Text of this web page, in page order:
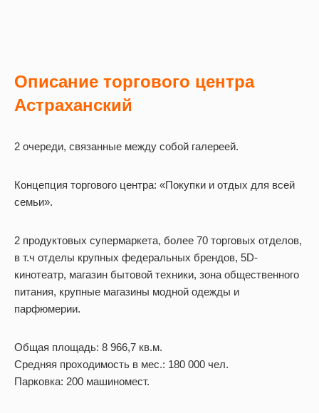
Описание торгового центра
Астраханский
2 очереди, связанные между собой галереей.
Концепция торгового центра: «Покупки и отдых для всей
семьи».
2 продуктовых супермаркета, более 70 торговых отделов,
в т.ч отделы крупных федеральных брендов, 5D-
кинотеатр, магазин бытовой техники, зона общественного
питания, крупные магазины модной одежды и
парфюмерии.
Общая площадь: 8 966,7 кв.м.
Средняя проходимость в мес.: 180 000 чел.
Парковка: 200 машиномест.